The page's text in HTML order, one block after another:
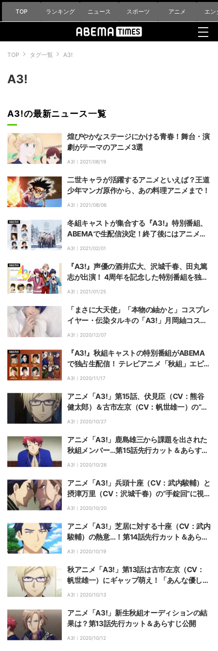
TOP ランキング ニュース スポーツ アニメ エン
TOP タグ一覧 A3!
A3!
A3!の最新ニュース一覧
煌びやかなステージにかける青春！舞台・演
劇がテーマのアニメ3選
A3!｜ 2021/08/19
二世キャラが活躍するアニメといえば？王道
少年マンガ原作から、あの料理アニメまで！
A3!｜ 2021/08/06
冬組キャストが集合する『A3!』特別番組、
ABEMAで生配信決定！終了後にはアニメ
の"冬組エピソード"一挙配信も
A3!｜ 2021/02/01
『A3!』声優の酒井広大、沢城千春、田丸篤
志が出演！ 4周年を記念した特別番組を独占
生配信
A3!｜ 2021/01/25
「まさに大天使」「本物の紬かと」コスプレ
イヤー・伝染タルキの「A3!」月岡紬コスに
ファン感嘆
A3!｜ 2020/12/07
『A3!』秋組キャストの特別番組がABEMA
で独占生配信！ テレビアニメ「秋組」エピソ
ード一挙配信も
A3!｜ 2020/11/17
アニメ「A3!」第15話、伏見臣（CV：熊谷
健太郎）＆古市左京（CV：帆世雄一）の“ポ
ートレイト”に感動
A3!｜ 2020/10/27
アニメ「A3!」鹿島雄三から課題を出された
秋組メンバー…第15話先行カット＆あらすじ
公開
A3!｜ 2020/10/26
アニメ「A3!」兵頭十座（CV：武内駿輔）と
摂津万里（CV：沢城千春）の“手錠回”に視
聴者反響
A3!｜ 2020/10/20
アニメ「A3!」芝居に対する十座（CV：武内
駿輔）の熱意…！第14話先行カット＆あらす
じ公開
A3!｜ 2020/10/19
秋アニメ「A3!」第13話は古市左京（CV：
帆世雄一）にギャップ萌え！「あんな優しい
声が出るんだね」
A3!｜ 2020/10/13
アニメ「A3!」新生秋組オーディションの結
果は？第13話先行カット＆あらすじ公開
A3!｜ 2020/10/12